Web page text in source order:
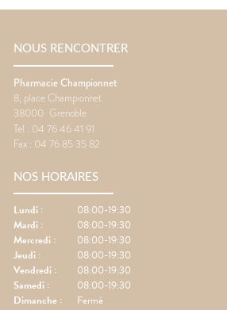
NOUS RENCONTRER
Pharmacie Championnet
8, place Championnet
38000 Grenoble
Tel : 04 76 46 41 91
Fax : 04 76 85 35 82
NOS HORAIRES
Lundi :
08:00-19:30
Mardi :
08:00-19:30
Mercredi :
08:00-19:30
Jeudi :
08:00-19:30
Vendredi :
08:00-19:30
Samedi :
08:00-19:30
Dimanche : Fermé